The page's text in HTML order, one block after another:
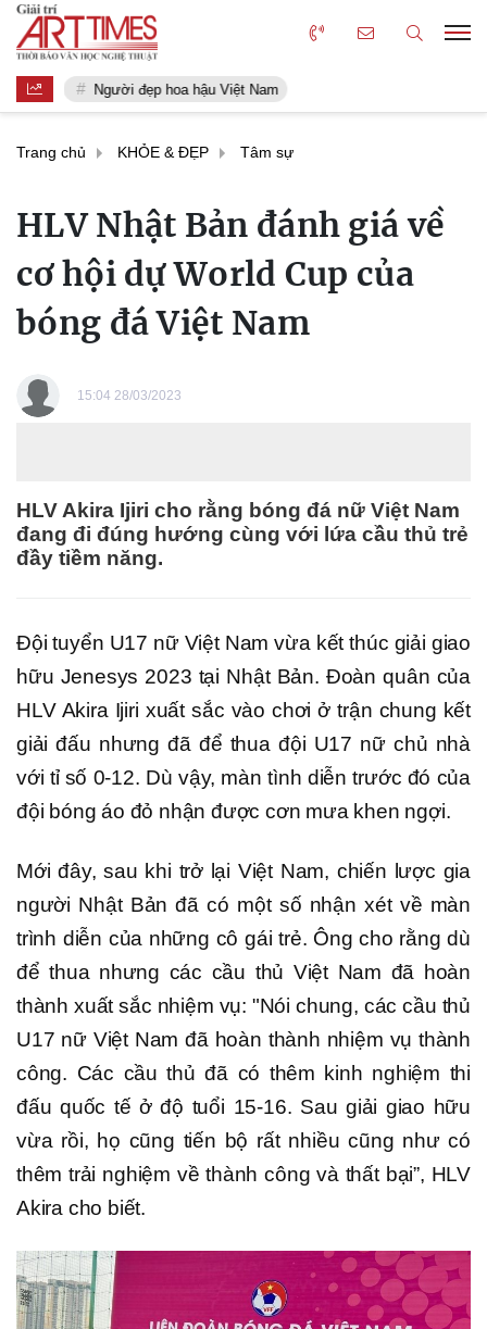
Người đẹp hoa hậu Việt Nam
Trang chủ KHỎE & ĐẸP Tâm sự
HLV Nhật Bản đánh giá về
cơ hội dự World Cup của
bóng đá Việt Nam
15:04 28/03/2023
HLV Akira Ijiri cho rằng bóng đá nữ Việt Nam
đang đi đúng hướng cùng với lứa cầu thủ trẻ
đầy tiềm năng.
Đội tuyển U17 nữ Việt Nam vừa kết thúc giải giao
hữu Jenesys 2023 tại Nhật Bản. Đoàn quân của
HLV Akira Ijiri xuất sắc vào chơi ở trận chung kết
giải đấu nhưng đã để thua đội U17 nữ chủ nhà
với tỉ số 0-12. Dù vậy, màn tình diễn trước đó của
đội bóng áo đỏ nhận được cơn mưa khen ngợi.
Mới đây, sau khi trở lại Việt Nam, chiến lược gia
người Nhật Bản đã có một số nhận xét về màn
trình diễn của những cô gái trẻ. Ông cho rằng dù
để thua nhưng các cầu thủ Việt Nam đã hoàn
thành xuất sắc nhiệm vụ: "Nói chung, các cầu thủ
U17 nữ Việt Nam đã hoàn thành nhiệm vụ thành
công. Các cầu thủ đã có thêm kinh nghiệm thi
đấu quốc tế ở độ tuổi 15-16. Sau giải giao hữu
vừa rồi, họ cũng tiến bộ rất nhiều cũng như có
thêm trải nghiệm về thành công và thất bại”, HLV
Akira cho biết.